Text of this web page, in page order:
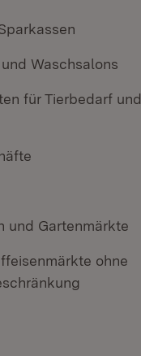
Waschsalons
für Tierbedarf und
und Gartenmärkte
ohne